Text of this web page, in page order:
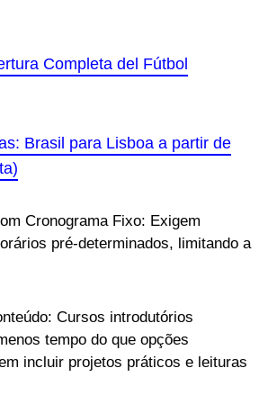
Completa del Fútbol
Brasil para Lisboa a partir de
Cronograma Fixo: Exigem
pré-determinados, limitando a
Cursos introdutórios
tempo do que opções
incluir projetos práticos e leituras